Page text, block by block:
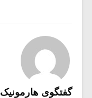
گفتگوی هارمونیک